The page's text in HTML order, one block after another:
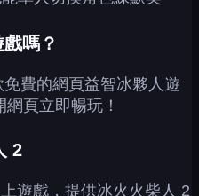
嗎？
費的網頁益智冰夥人遊
頁立即暢玩！
2
遊戲，提供冰火火柴人 2